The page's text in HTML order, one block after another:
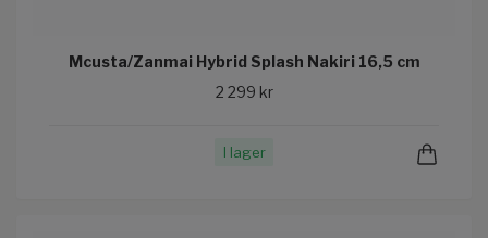
Mcusta/Zanmai Hybrid Splash Nakiri 16,5 cm
2 299 kr
I lager